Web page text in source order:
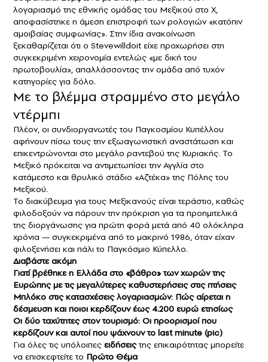
λογαριασμό της εθνικής ομάδας του Μεξικού στο X,
αποφασίστηκε η άμεση επιστροφή των ρολογιών «κατόπιν
αμοιβαίας συμφωνίας». Στην ίδια ανακοίνωση
ξεκαθαρίζεται ότι ο Stevewilldoit είχε προχωρήσει στη
συγκεκριμένη χειρονομία εντελώς «με δική του
πρωτοβουλία», απαλλάσσοντας την ομάδα από τυχόν
κατηγορίες για δόλο.
Με το βλέμμα στραμμένο στο μεγάλο
ντέρμπι
Πλέον, οι συνδιοργανωτές του Παγκοσμίου Κυπέλλου
αφήνουν πίσω τους την εξωαγωνιστική αναστάτωση και
επικεντρώνονται στο μεγάλο ραντεβού της Κυριακής. Το
Μεξικό πρόκειται να αντιμετωπίσει την Αγγλία στο
κατάμεστο και θρυλικό στάδιο «Αζτέκα» της Πόλης του
Μεξικού.
Το διακύβευμα για τους Μεξικανούς είναι τεράστιο, καθώς
φιλοδοξούν να πάρουν την πρόκριση για τα προημιτελικά
της διοργάνωσης για πρώτη φορά μετά από 40 ολόκληρα
χρόνια — συγκεκριμένα από το μακρινό 1986, όταν είχαν
φιλοξενήσει και πάλι το Παγκόσμιο Κύπελλο.
Διαβάστε ακόμη
Γιατί βρέθηκε η Ελλάδα στο «βάθρο» των χωρών της
Ευρώπης με τις μεγαλύτερες καθυστερήσεις στις πτήσεις
Μπλόκο στις κατασχέσεις λογαριασμών: Πώς αίρεται η
δέσμευση και ποιοι κερδίζουν έως 4.200 ευρώ ετησίως
Οι δύο ταχύτητες στον τουρισμό: Οι προορισμοί που
κερδίζουν και αυτοί που ψάχνουν το last minute (pic)
Για όλες τις υπόλοιπες ειδήσειςτης επικαιρότητας μπορείτε
να επισκεφτείτε το Πρώτο Θέμα